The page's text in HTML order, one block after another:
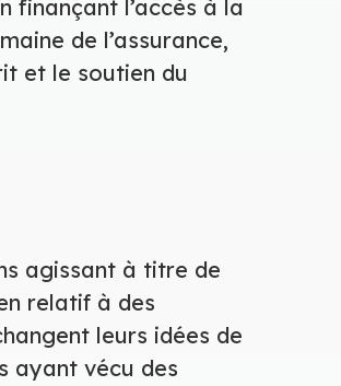
finançant l’accès à la
de l’assurance,
et le soutien du
agissant à titre de
relatif à des
leurs idées de
ayant vécu des